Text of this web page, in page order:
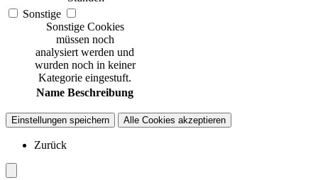
Sonstige
Sonstige Cookies
müssen noch
analysiert werden und
wurden noch in keiner
Kategorie eingestuft.
Name Beschreibung
Einstellungen speichern Alle Cookies akzeptieren
Zurück